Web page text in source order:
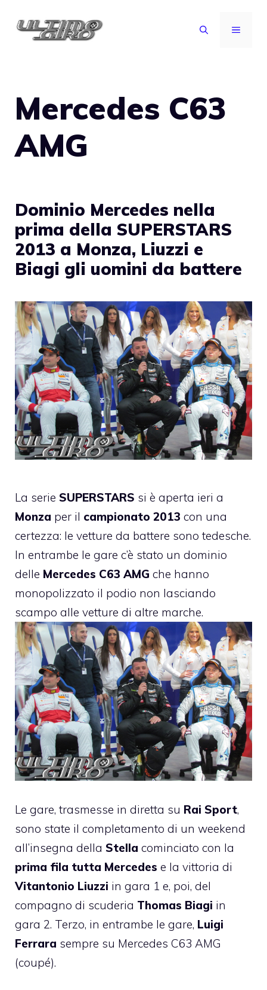
MENU
Mercedes C63
AMG
Dominio Mercedes nella
prima della SUPERSTARS
2013 a Monza, Liuzzi e
Biagi gli uomini da battere
La serie SUPERSTARS si è aperta ieri a
Monza per il campionato 2013 con una
certezza: le vetture da battere sono tedesche.
In entrambe le gare c’è stato un dominio
delle Mercedes C63 AMG che hanno
monopolizzato il podio non lasciando
scampo alle vetture di altre marche.
Le gare, trasmesse in diretta su Rai Sport,
sono state il completamento di un weekend
all’insegna della Stella cominciato con la
prima fila tutta Mercedes e la vittoria di
Vitantonio Liuzzi in gara 1 e, poi, del
compagno di scuderia Thomas Biagi in
gara 2. Terzo, in entrambe le gare, Luigi
Ferrara sempre su Mercedes C63 AMG
(coupé).